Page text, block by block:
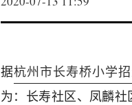
据杭州市长寿桥小学
为：长寿社区、凤麟